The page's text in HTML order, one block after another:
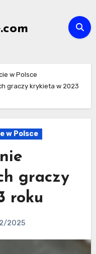
w Polsce
graczy krykieta w 2023
w Polsce
graczy
roku
2025